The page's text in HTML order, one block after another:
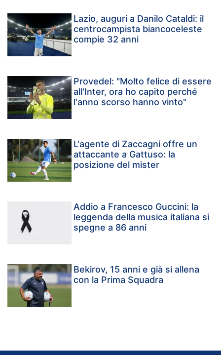
Lazio, auguri a Danilo Cataldi: il
centrocampista biancoceleste
compie 32 anni
Provedel: "Molto felice di essere
all'Inter, ora ho capito perché
l'anno scorso hanno vinto"
L'agente di Zaccagni offre un
attaccante a Gattuso: la
posizione del mister
Addio a Francesco Guccini: la
leggenda della musica italiana si
spegne a 86 anni
Bekirov, 15 anni e già si allena
con la Prima Squadra